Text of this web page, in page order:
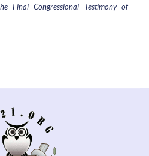
Final Congressional Testimony of